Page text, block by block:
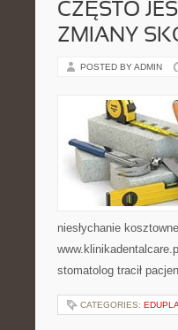
CZĘSTO
ZMIANY
POSTED BY ADMIN
niesłychanie
stomatolog tracił
CATEGORIES: